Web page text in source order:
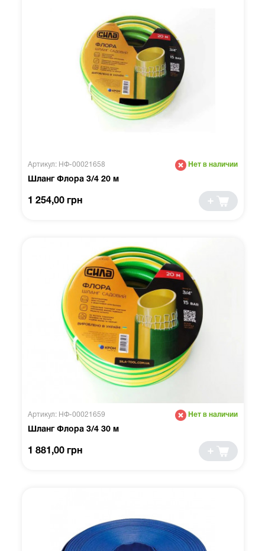
Артикул: НФ-00021658 Нет в наличии
Шланг Флора 3/4 20 м
1 254,00 грн
Артикул: НФ-00021659 Нет в наличии
Шланг Флора 3/4 30 м
1 881,00 грн